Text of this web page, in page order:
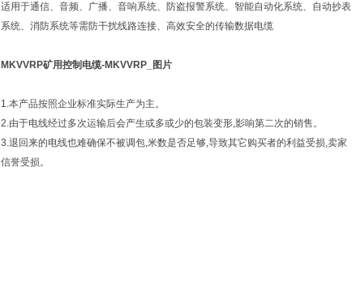
适用于通信、音频、广播、音响系统、防盗报警系统、智能自动化系统、自动抄表
系统、消防系统等需防干扰线路连接、高效安全的传输数据电缆
MKVVRP矿用控制电缆-MKVVRP_图片
1.本产品按照企业标准实际生产为主。
2.由于电线经过多次运输后会产生或多或少的包装变形,影响第二次的销售。
3.退回来的电线也难确保不被调包,米数是否足够,导致其它购买者的利益受损,卖家
信誉受损。